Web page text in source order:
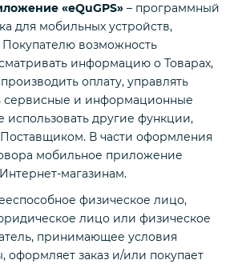
«eQuGPS» – программный
для мобильных устройств,
возможность
информацию о Товарах,
оплату, управлять
сервисные и информационные
использовать другие функции,
В части оформления
мобильное приложение
магазинам.
физическое лицо,
лицо или физическое
принимающее условия
заказ и/или покупает